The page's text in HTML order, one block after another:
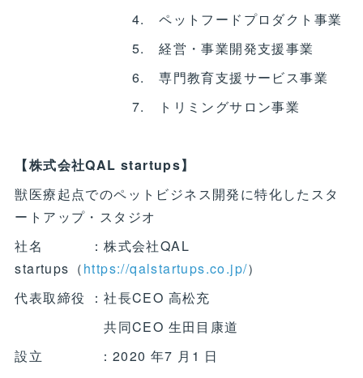
4. ペットフードプロダクト事業
5. 経営・事業開発支援事業
6. 専門教育支援サービス事業
7. トリミングサロン事業
【株式会社QAL startups】
獣医療起点でのペットビジネス開発に特化したスタ
ートアップ・スタジオ
社名 ：株式会社QAL
startups（https://qalstartups.co.jp/）
代表取締役 ：社長CEO 高松充
共同CEO 生田目康道
設立 ：2020 年7 月1 日